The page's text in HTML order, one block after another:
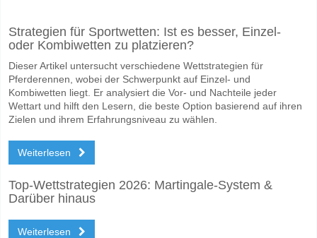
Das Spiel zwischen Varbergs BoIS FC v Norrby IF 10 June 2026
Varbergs BoIS FC für den Gewinner den Spiel, mit einer
Werden beide Teams im Spiel punkten Varbergs BoIS
Ja für Beide Teams Erzielen, mit einem Prozentsatz von 57%.
Wofür ist die richtige Ergebnisprognose Varbergs BoIS
Strategien für Sportwetten: Ist es besser, Einzel-
oder Kombiwetten zu platzieren?
Dieser Artikel untersucht verschiedene Wettstrategien für
Pferderennen, wobei der Schwerpunkt auf Einzel- und
Kombiwetten liegt. Er analysiert die Vor- und Nachteile jeder
Wettart und hilft den Lesern, die beste Option basierend auf ihren
Zielen und ihrem Erfahrungsniveau zu wählen.
Weiterlesen
Top-Wettstrategien 2026: Martingale-System &
Darüber hinaus
Weiterlesen